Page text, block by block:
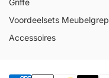
Griffe
Voordeelsets
Accessoires